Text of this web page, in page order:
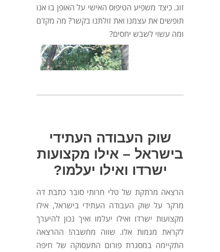
זוג. כיצד משפיע הטיפוס האישי על האופן בו אנו
תופשים את עצמנו ואת זולתנו בקשר? מה מקדם
ומה עשוי לשבש יחסים?
שוק העבודה העתידי
בישראל – אילו מקצועות
ישרדו ואילו יעלמו?
הרצאה מרתקת של טלי חרותי סובר כתבת דה
מרקר על שוק העבודה העתידי בישראל, אילו
מקצועות ישרדו ואילו יעלמו ואיך נכון להיערך
לקראת מגמות אלו. שווה מחשבה! ההרצאה
התקיימה במסגרת פורום התעסוקה של חיפה